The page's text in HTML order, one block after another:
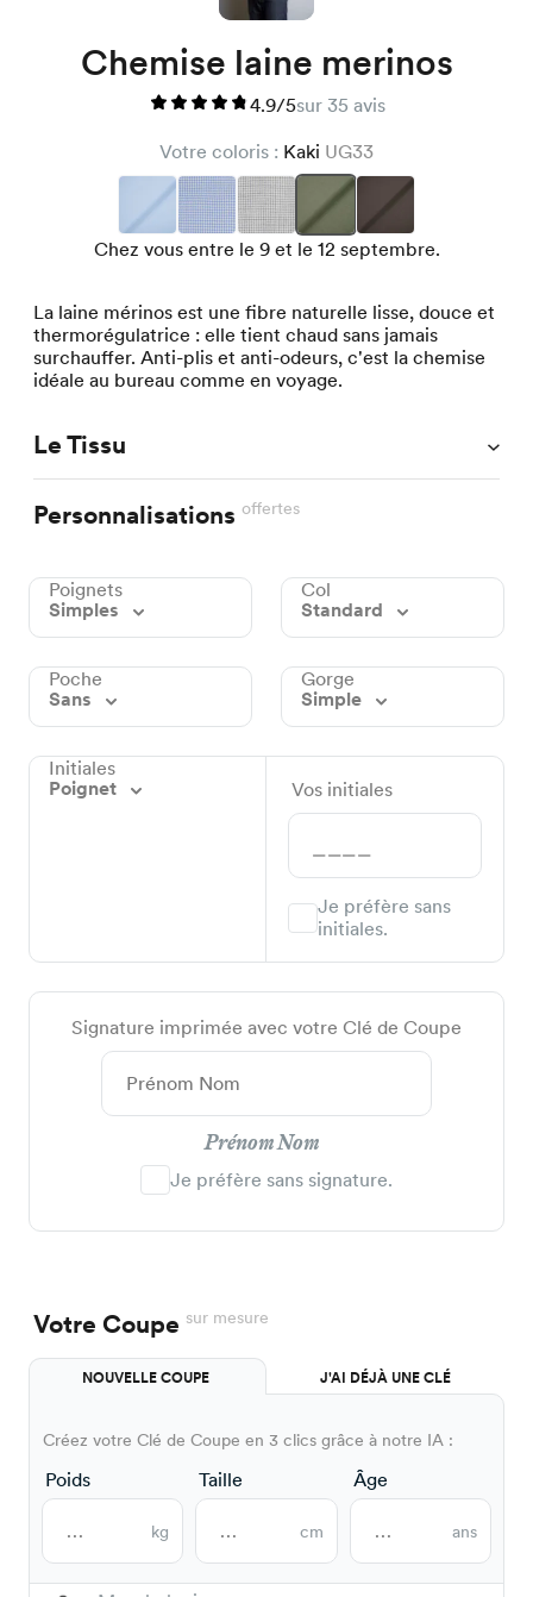
Chemise laine merinos
4.9/5sur 35 avis
Votre coloris : Kaki UG33
Chez vous entre le 9 et le 12 septembre.
La laine mérinos est une fibre naturelle lisse, douce et
thermorégulatrice : elle tient chaud sans jamais
surchauffer. Anti-plis et anti-odeurs, c'est la chemise
idéale au bureau comme en voyage.
Le Tissu
Personnalisations offertes
Poignets
Simples
Col
Standard
Poche
Sans
Gorge
Simple
Initiales
Poignet
Vos initiales
Je préfère sans
initiales.
Signature imprimée avec votre Clé de Coupe
Prénom Nom
Je préfère sans signature.
Votre Coupe sur mesure
NOUVELLE COUPE J'AI DÉJÀ UNE CLÉ
Créez votre Clé de Coupe en 3 clics grâce à notre IA :
Poids
kg
Taille
cm
Âge
ans